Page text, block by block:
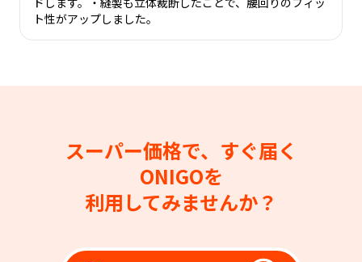
ト性がアップしました。
スーパー価格で、すぐ届く
ONIGOを
利用してみませんか？